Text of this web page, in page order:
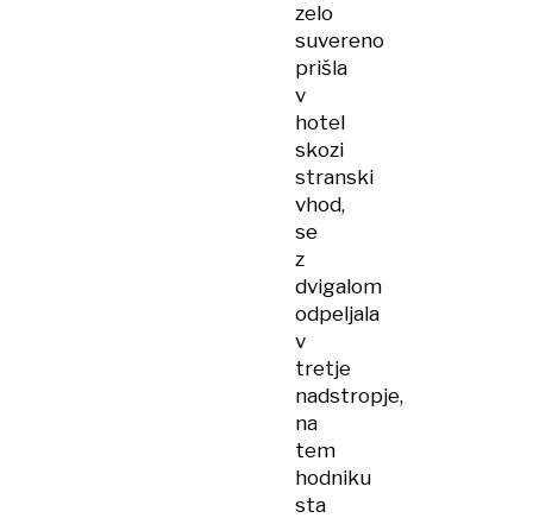
zelo
suvereno
prišla
v
hotel
skozi
stranski
vhod,
se
z
dvigalom
odpeljala
v
tretje
nadstropje,
na
tem
hodniku
sta